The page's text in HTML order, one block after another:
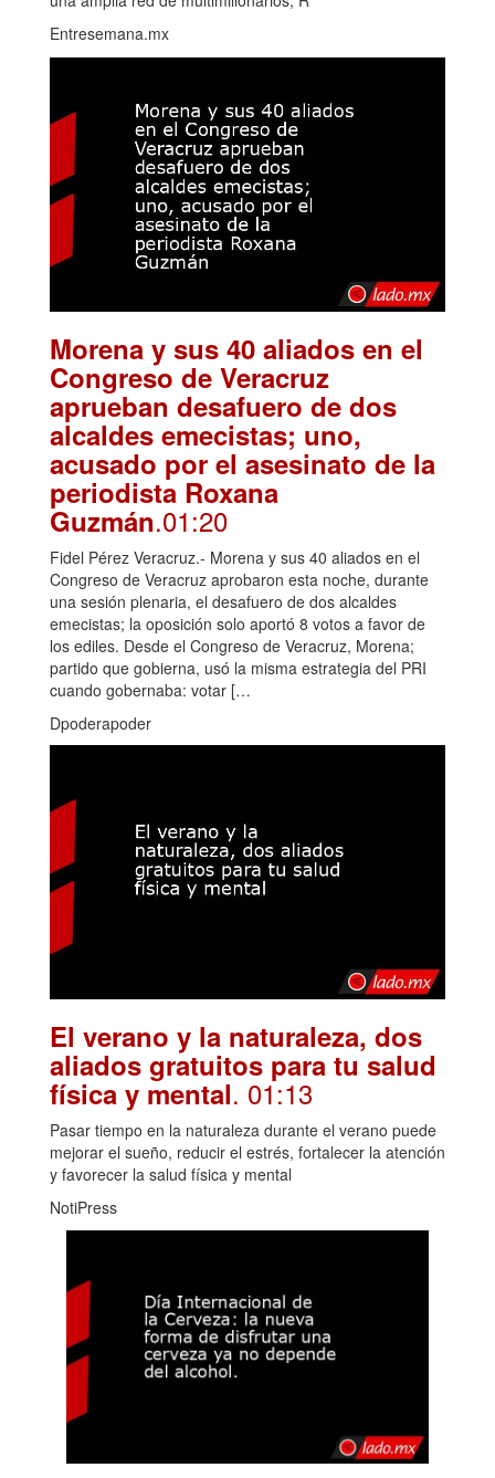
Entresemana.mx
Morena y sus 40 aliados en el
Congreso de Veracruz
aprueban desafuero de dos
alcaldes emecistas; uno,
acusado por el asesinato de la
periodista Roxana
Guzmán.01:20
Fidel Pérez Veracruz.- Morena y sus 40 aliados en el
Congreso de Veracruz aprobaron esta noche, durante
una sesión plenaria, el desafuero de dos alcaldes
emecistas; la oposición solo aportó 8 votos a favor de
los ediles. Desde el Congreso de Veracruz, Morena;
partido que gobierna, usó la misma estrategia del PRI
cuando gobernaba: votar […
Dpoderapoder
El verano y la naturaleza, dos
aliados gratuitos para tu salud
física y mental. 01:13
Pasar tiempo en la naturaleza durante el verano puede
mejorar el sueño, reducir el estrés, fortalecer la atención
y favorecer la salud física y mental
NotiPress